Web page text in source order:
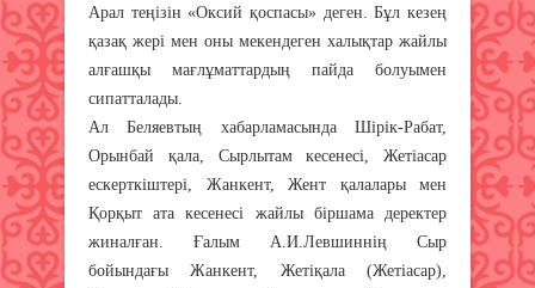
Арал теңізін «Оксий қоспасы» деген. Бұл кезең
қазақ жері мен оны мекендеген халықтар жайлы
алғашқы мағлұматтардың пайда болуымен
сипатталады.
Ал Беляевтың хабарламасында Шірік-Рабат,
Орынбай қала, Сырлытам кесенесі, Жетіасар
ескерткіштері, Жанкент, Жент қалалары мен
Қорқыт ата кесенесі жайлы біршама деректер
жиналған. Ғалым А.И.Левшиннің Сыр
бойындағы Жанкент, Жетіқала (Жетіасар),